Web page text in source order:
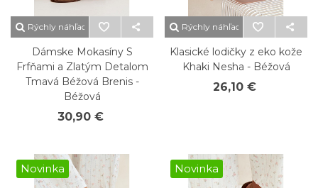
Rýchly náhľad
Dámske Mokasíny S
Frfňami a Zlatým Detalom
Tmavá Béžová Brenis -
Béžová
30,90 €
Rýchly náhľad
Klasické lodičky z eko kože
Khaki Nesha - Béžová
26,10 €
Novinka Novinka